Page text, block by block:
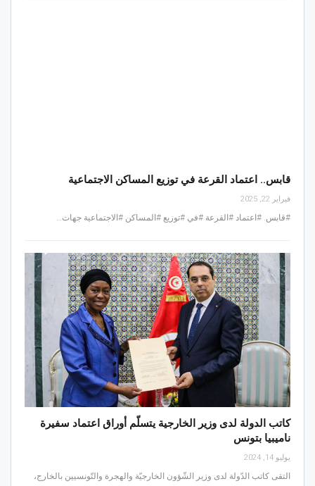
قابس.. اعتماد القرعة في توزيع المساكن الاجتماعية
فبراير 22, 2025
#قابس. #اعتماد #القرعة #في #توزيع #المساكن #الاجتماعية جهات…
كاتب الدولة لدى وزير الخارجية يتسلّم أوراق اعتماد سفيرة
ناميبيا بتونس
يوليو 14, 2024
التقى كاتب الدّولة لدى وزير الشّؤون الخارجيّة والهجرة والتّونسيين بالخارج،